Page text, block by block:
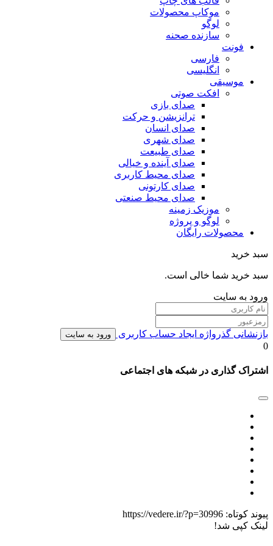
موکاپ محصولات
لوگو
سازنده صحنه
فونت
فارسی
انگلیسی
موسیقی
افکت صوتی
صدای بازی
ترانزیشن و حرکت
صدای انسان
صدای شهری
صدای طبیعت
صدای آینده و خیالی
صدای محیط کاربری
صدای کارتونی
صدای محیط صنعتی
موزیک زمینه
لوگو و پروژه
محصولات رایگان
سبد خرید
سبد خرید شما خالی است.
ورود به سایت
بازنشانی گذرواژه ایجاد حساب کاربری ورود به سایت
0
اشتراک گذاری در شبکه های اجتماعی
پیوند کوتاه: https://vedere.ir/?p=30996
لینک کپی شد!